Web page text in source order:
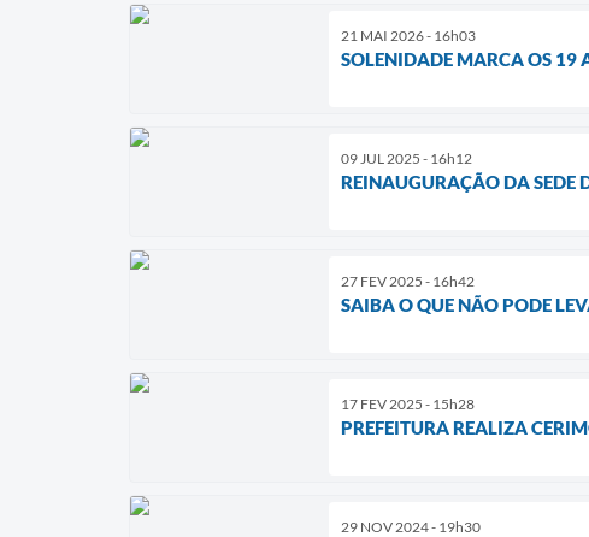
21 MAI 2026 - 16h03
SOLENIDADE MARCA OS 19
09 JUL 2025 - 16h12
REINAUGURAÇÃO DA SEDE
27 FEV 2025 - 16h42
SAIBA O QUE NÃO PODE
17 FEV 2025 - 15h28
PREFEITURA REALIZA
29 NOV 2024 - 19h30